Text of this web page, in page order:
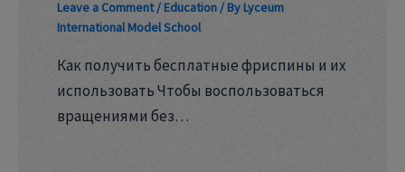
Leave a Comment/Education/ ByLyceum
International Model School
Как получить бесплатные фриспины и их
использовать Чтобы воспользоваться
вращениями без…